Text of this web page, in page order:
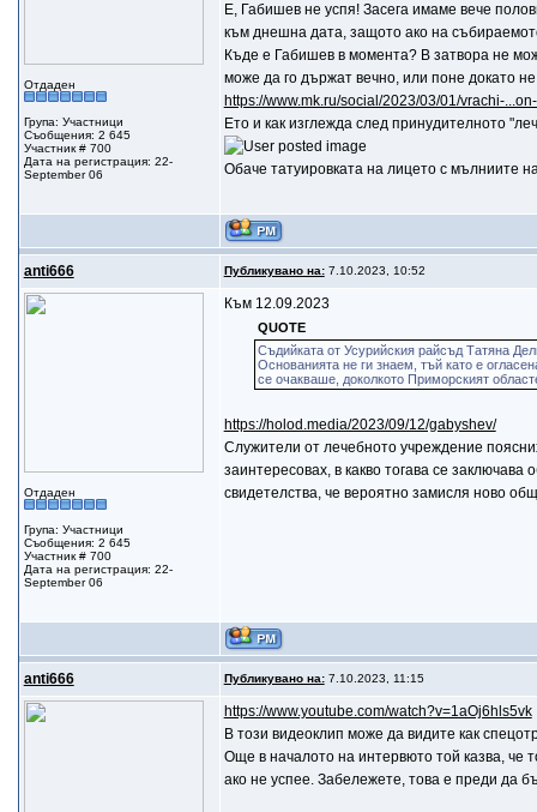
Отдаден
Група: Участници
Съобщения: 2 645
Участник # 700
Дата на регистрация: 22-
September 06
Е, Габишев не успя! Засега имаме вече
към днешна дата, защото ако на
Къде е Габишев в момента? В затвора не
може да го държат вечно, или поне докато
https://www.mk.ru/social/2023/03/01/vrachi-
Ето и как изглежда след принудителното
Обаче татуировката на лицето с мълниите
anti666 Публикувано на:7.10.2023, 10:52
Отдаден
Група: Участници
Съобщения: 2 645
Участник # 700
Дата на регистрация: 22-
September 06
Към 12.09.2023
QUOTE
Съдийката от Усурийския райсъд Татяна
Основанията не ги знаем, тъй като е
се очакваше, доколкото Приморският
https://holod.media/2023/09/12/gabyshev/
Служители от лечебното учреждение
заинтересовах, в какво тогава се
свидетелства, че вероятно замисля ново
anti666 Публикувано на:7.10.2023, 11:15
https://www.youtube.com/watch?v=1aOj6hls5vk
В този видеоклип може да видите как
Още в началото на интервюто той казва, че
ако не успее. Забележете, това е преди да